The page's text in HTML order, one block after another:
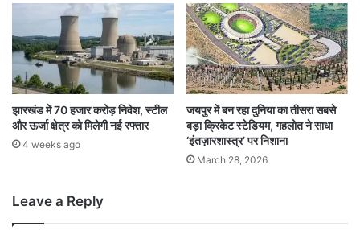
झारखंड में 70 हजार करोड़ निवेश, स्टील
और ऊर्जा क्षेत्र को मिलेगी नई रफ्तार
4 weeks ago
जयपुर में बन रहा दुनिया का तीसरा सबसे
बड़ा क्रिकेट स्टेडियम, गहलोत ने साधा
‘इंतज़ारशास्त्र’ पर निशाना
March 28, 2026
Leave a Reply